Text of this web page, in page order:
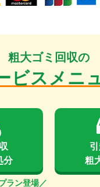
粗大ゴミ回収の
ビスメニ
分
粗